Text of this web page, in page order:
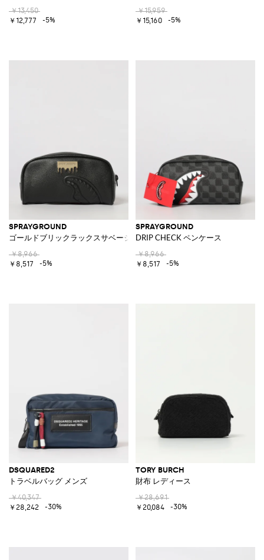
￥13,450
￥12,777
-5%
￥15,959
￥15,160
-5%
SPRAYGROUND
ゴールドブリックラックスサベージポーチ
￥8,966
￥8,517
-5%
SPRAYGROUND
DRIP CHECK ペンケース
￥8,966
￥8,517
-5%
DSQUARED2
トラベルバッグ メンズ
￥40,347
￥28,242
-30%
TORY BURCH
財布 レディース
￥28,691
￥20,084
-30%